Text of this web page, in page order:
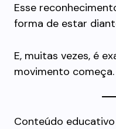
Esse
forma de estar
E, muitas vezes, é
movimento começa.
Conteúdo